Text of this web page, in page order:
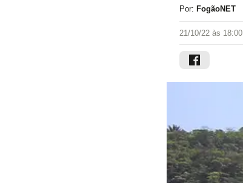
Por: FogãoNET
21/10/22 às 18:00